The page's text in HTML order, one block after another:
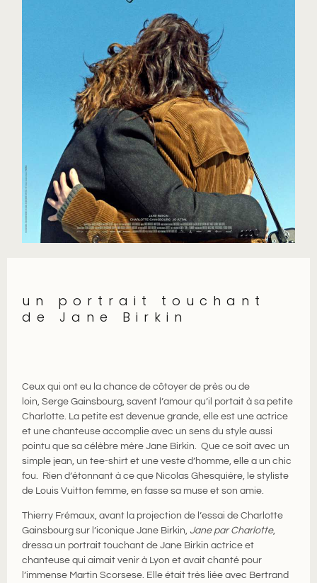
un portrait touchant
de Jane Birkin
Ceux qui ont eu la chance de côtoyer de près ou de
loin, Serge Gainsbourg, savent l’amour qu’il portait à sa petite
Charlotte. La petite est devenue grande, elle est une actrice
et une chanteuse accomplie avec un sens du style aussi
pointu que sa célèbre mère Jane Birkin. Que ce soit avec un
simple jean, un tee-shirt et une veste d’homme, elle a un chic
fou. Rien d’étonnant à ce que Nicolas Ghesquière, le styliste
de Louis Vuitton femme, en fasse sa muse et son amie.
Thierry Frémaux, avant la projection de l’essai de Charlotte
Gainsbourg sur l’iconique Jane Birkin, Jane par Charlotte,
dressa un portrait touchant de Jane Birkin actrice et
chanteuse qui aimait venir à Lyon et avait chanté pour
l’immense Martin Scorsese. Elle était très liée avec Bertrand